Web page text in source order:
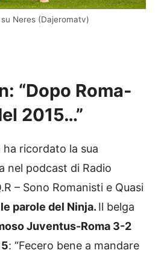
Neres (Dajeromatv)
“Dopo Roma-
2015…”
ricordato la sua
nel podcast di Radio
– Sono Romanisti e Quasi
parole del Ninja. Il belga
Juventus-Roma 3-2
: “Fecero bene a mandare